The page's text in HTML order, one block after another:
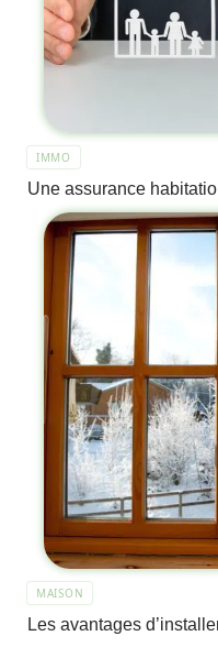
IMMO
Une assurance
MAISON
Les avantages